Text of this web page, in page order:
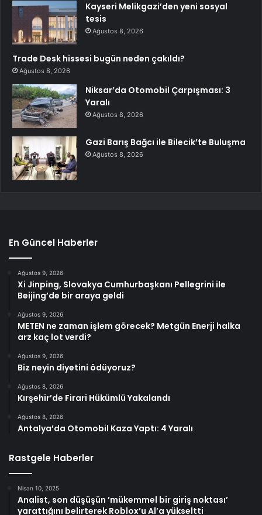
Kayseri Melikgazi’den yeni sosyal
tesis
Ağustos 8, 2026
Trade Desk hissesi bugün neden çakıldı?
Ağustos 8, 2026
Niksar’da Otomobil Çarpışması: 3
Yaralı
Ağustos 8, 2026
Gazi Barış Bağcı ile Bilecik’te Buluşma
Ağustos 8, 2026
En Güncel Haberler
Ağustos 9, 2026
Xi Jinping, Slovakya Cumhurbaşkanı Pellegrini ile
Beijing’de bir araya geldi
Ağustos 9, 2026
METEN ne zaman işlem görecek? Metgün Enerji halka
arz kaç lot verdi?
Ağustos 9, 2026
Biz neyin diyetini ödüyoruz?
Ağustos 8, 2026
Kırşehir’de Firari Hükümlü Yakalandı
Ağustos 8, 2026
Antalya’da Otomobil Kaza Yaptı: 4 Yaralı
Rastgele Haberler
Nisan 10, 2025
Analist, son düşüşün ’mükemmel bir giriş noktası’
yarattığını belirterek Roblox’u Al’a yükseltti